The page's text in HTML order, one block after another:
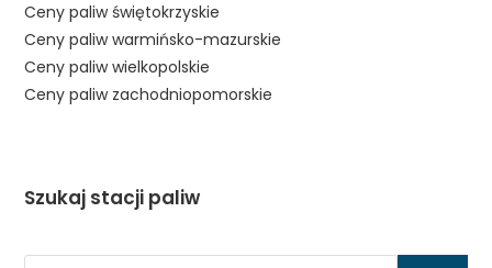
Ceny paliw świętokrzyskie
Ceny paliw warmińsko-mazurskie
Ceny paliw wielkopolskie
Ceny paliw zachodniopomorskie
Szukaj stacji paliw